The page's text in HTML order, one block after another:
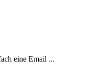
eine Email ...